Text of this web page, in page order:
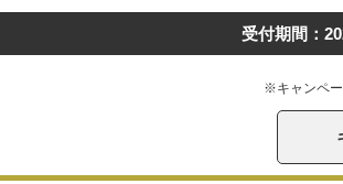
受付期間：
※キャンペー